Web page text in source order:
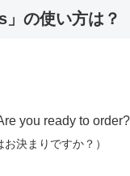
」の使い方は？
you ready to order?
お決まりですか？）